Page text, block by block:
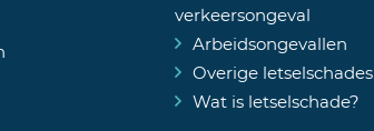
verkeersongeval
Arbeidsongevallen
Overige letselschades
Wat is letselschade?